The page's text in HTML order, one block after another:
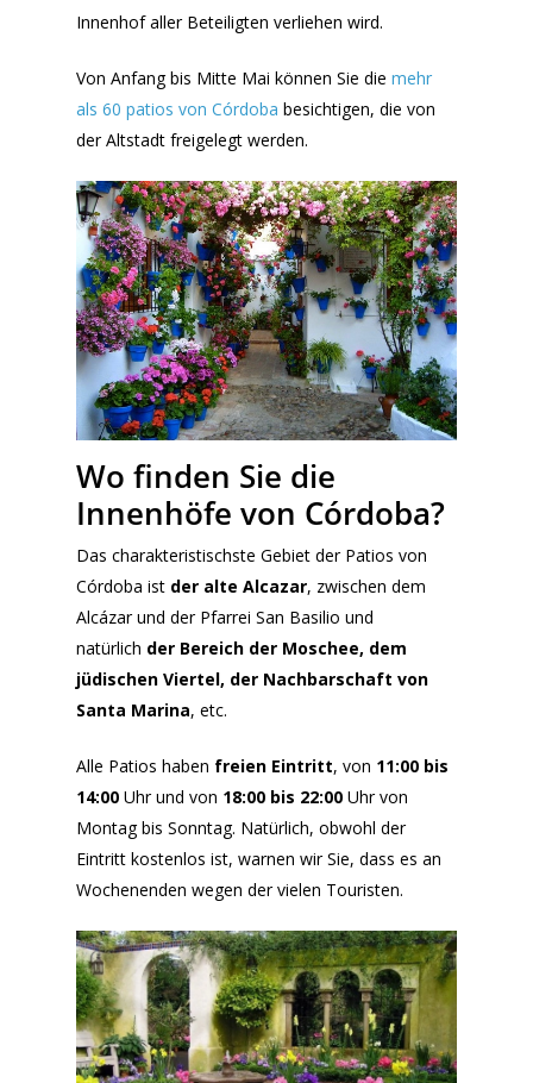
Innenhof aller Beteiligten verliehen wird.
Von Anfang bis Mitte Mai können Sie diemehr
als 60 patios von Córdoba besichtigen, die von
der Altstadt freigelegt werden.
Wo finden Sie die
Innenhöfe von Córdoba?
Das charakteristischste Gebiet der Patios von
Córdoba ist der alte Alcazar, zwischen dem
Alcázar und der Pfarrei San Basilio und
natürlich der Bereich der Moschee, dem
jüdischen Viertel, der Nachbarschaft von
Santa Marina, etc.
Alle Patios haben freien Eintritt, von 11:00 bis
14:00 Uhr und von 18:00 bis 22:00 Uhr von
Montag bis Sonntag. Natürlich, obwohl der
Eintritt kostenlos ist, warnen wir Sie, dass es an
Wochenenden wegen der vielen Touristen.